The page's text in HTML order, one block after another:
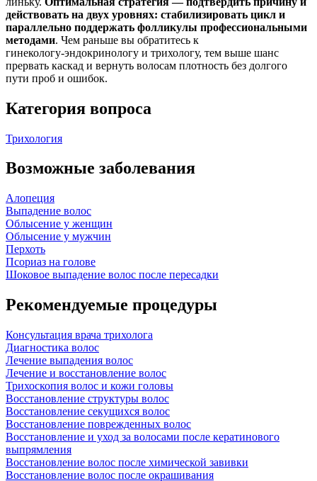
действовать на двух уровнях: стабилизировать цикл и
параллельно поддержать фолликулы профессиональными
методами. Чем раньше вы обратитесь к
гинекологу‑эндокринологу и трихологу, тем выше шанс
прервать каскад и вернуть волосам плотность без долгого
пути проб и ошибок.
Категория вопроса
Трихология
Возможные заболевания
Алопеция
Выпадение волос
Облысение у женщин
Облысение у мужчин
Перхоть
Псориаз на голове
Шоковое выпадение волос после пересадки
Рекомендуемые процедуры
Консультация врача трихолога
Диагностика волос
Лечение выпадения волос
Лечение и восстановление волос
Трихоскопия волос и кожи головы
Восстановление структуры волос
Восстановление секущихся волос
Восстановление поврежденных волос
Восстановление и уход за волосами после кератинового
выпрямления
Восстановление волос после химической завивки
Восстановление волос после окрашивания